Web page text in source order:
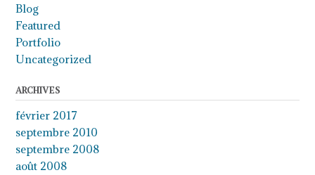
Blog
Featured
Portfolio
Uncategorized
ARCHIVES
février 2017
septembre 2010
septembre 2008
août 2008